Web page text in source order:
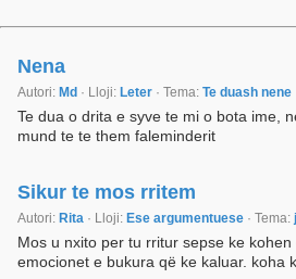
Nena
Autori: Md · Lloji: Leter · Tema: Te duash nene
Te dua o drita e syve te mi o bota ime,
mund te te them faleminderit
Sikur te mos rritem
Autori: Rita · Lloji: Ese argumentuese · Tema:
Mos u nxito per tu rritur sepse ke
emocionet e bukura që ke kaluar. koha